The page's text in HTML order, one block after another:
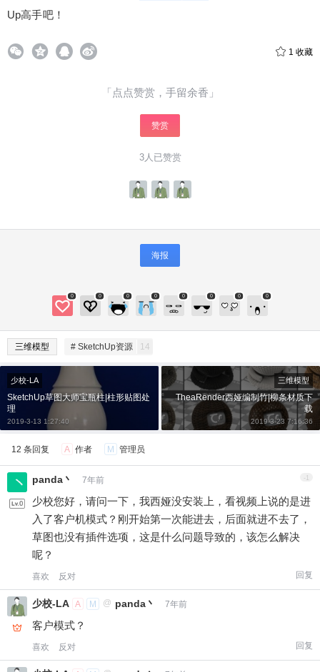
Up高手吧！
1 收藏
「点点赞赏，手留余香」
赞赏
3人已赞赏
海报
0 0 0 0 0 0 0 0
三维模型 # SketchUp资源 14
少校-LA
SketchUp草图大师宝瓶柱|柱形贴图处
理
2019-3-13 1:27:40
三维模型
TheaRender西娅编制竹|柳条材质下
载
2019-3-23 7:16:36
12 条回复 A 作者 M 管理员
panda丶 7年前 -1
少校您好，请问一下，我西娅没安装上，看视频上说的是进
入了客户机模式？刚开始第一次能进去，后面就进不去了，
草图也没有插件选项，这是什么问题导致的，该怎么解决
呢？
喜欢 反对 回复
少校-LA A M @ panda丶 7年前
客户模式？
喜欢 反对 回复